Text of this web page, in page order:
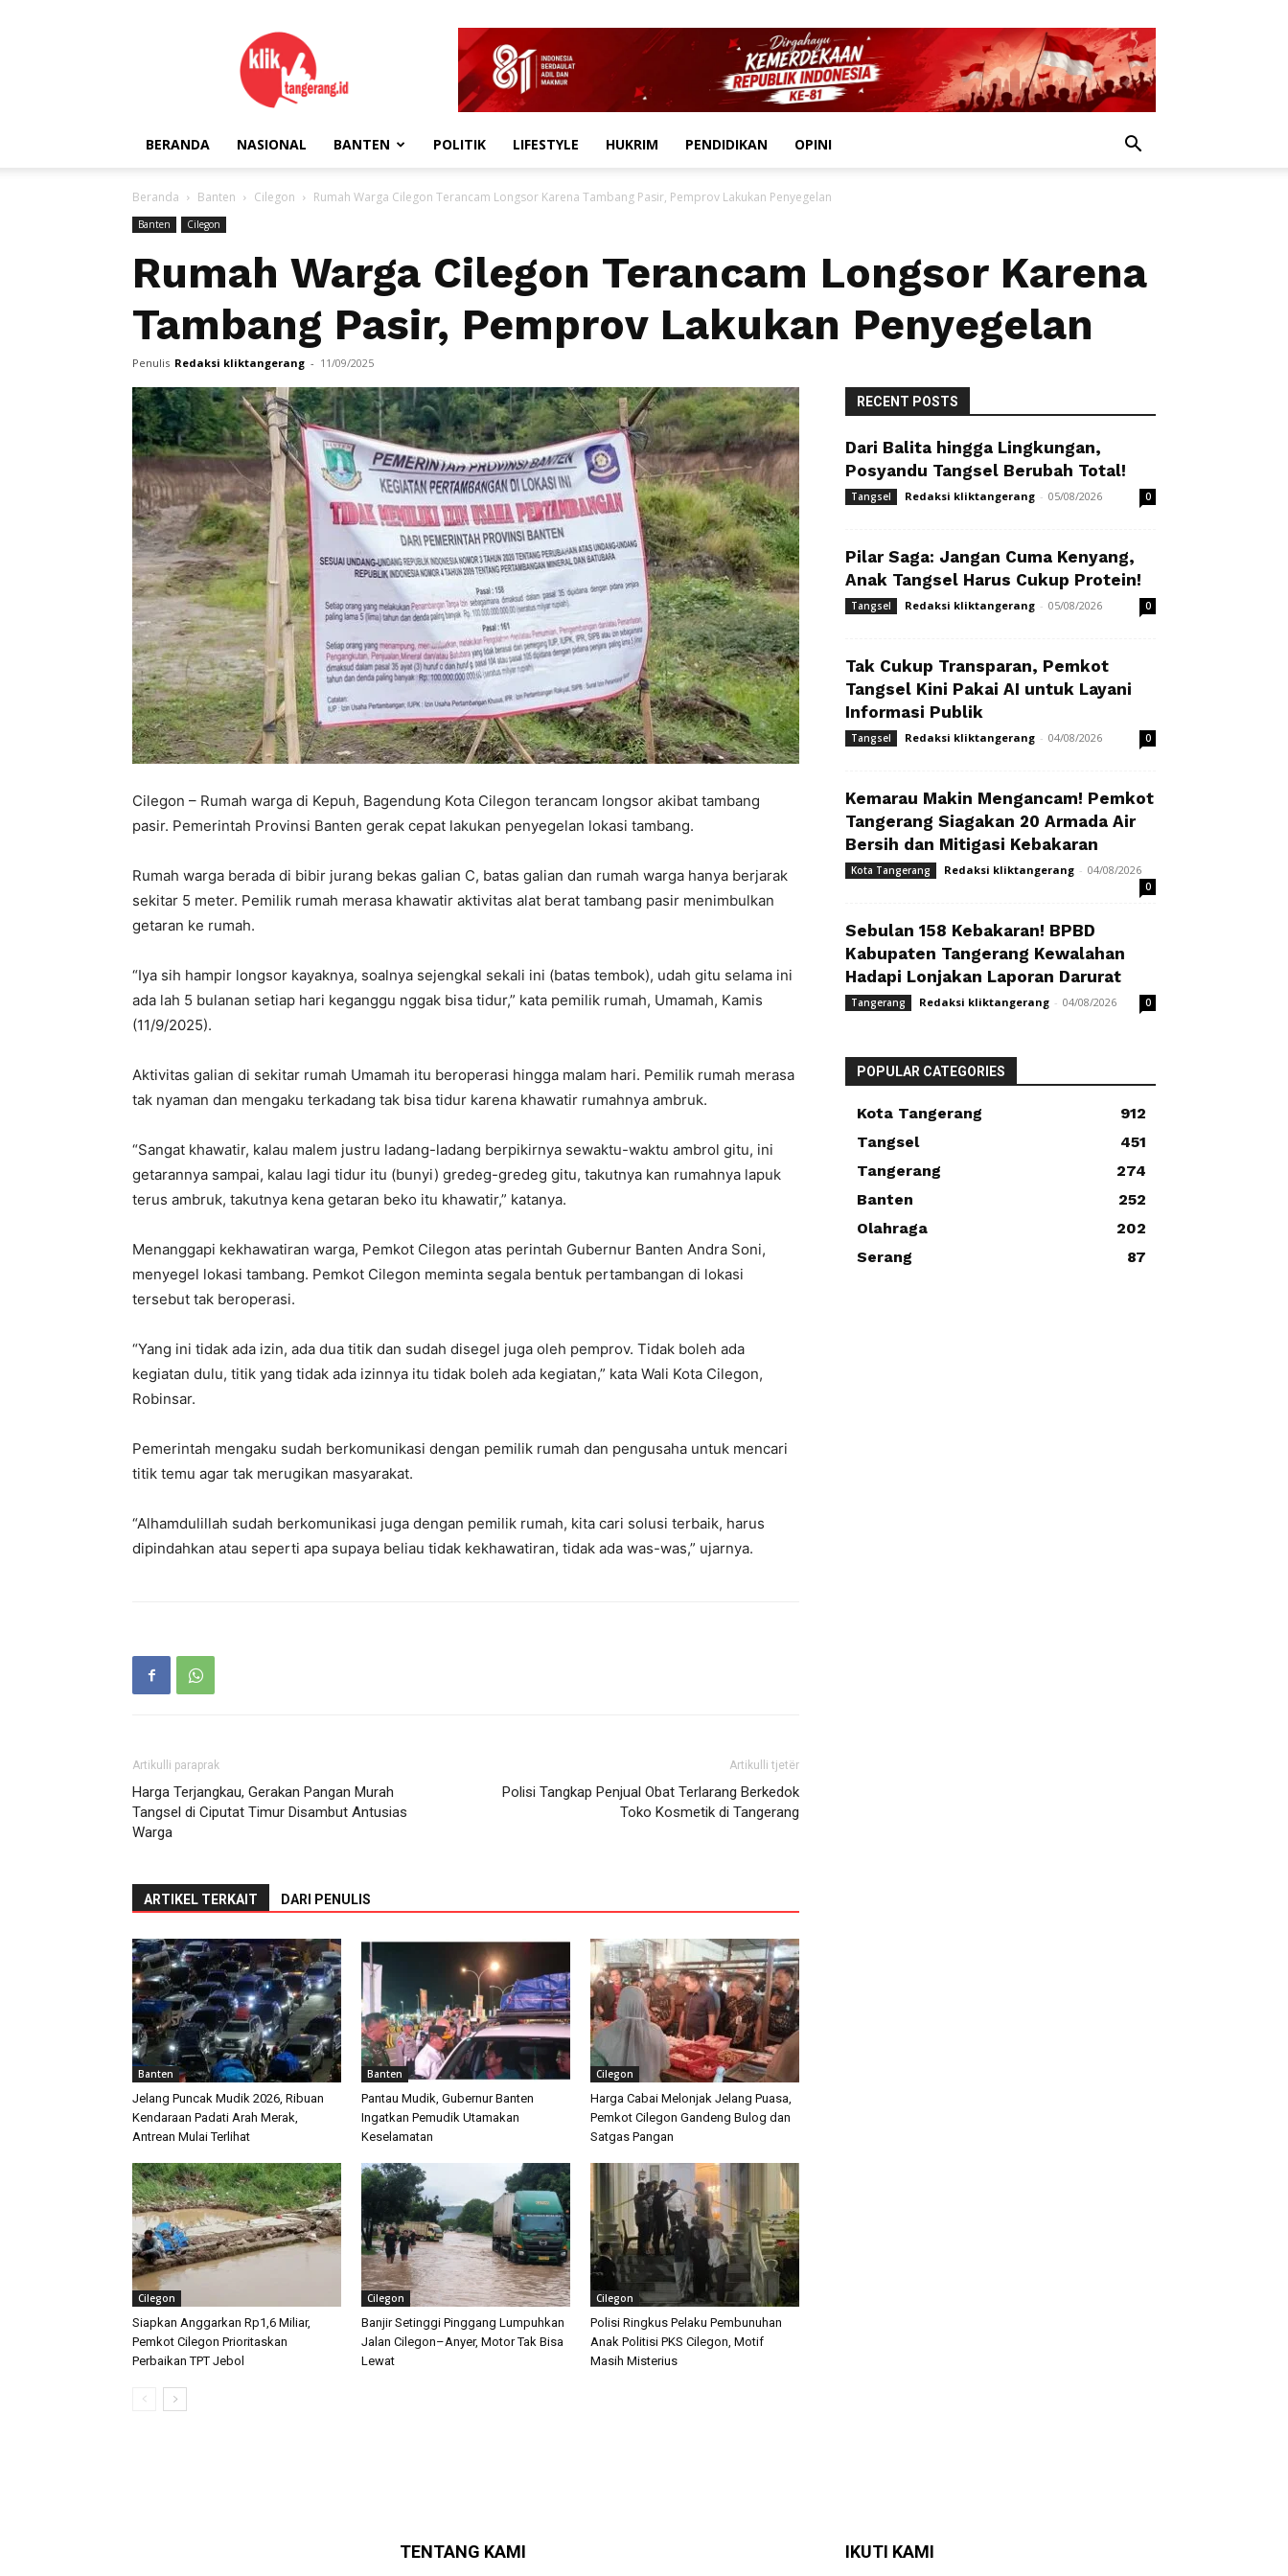
kliktangerang.id
BERANDA NASIONAL BANTEN POLITIK LIFESTYLE HUKRIM PENDIDIKAN OPINI
Beranda Banten Cilegon Rumah Warga Cilegon Terancam Longsor Karena Tambang Pasir, Pemprov Lakukan Penyegelan
Banten Cilegon
Rumah Warga Cilegon Terancam Longsor Karena
Tambang Pasir, Pemprov Lakukan Penyegelan
Penulis Redaksi kliktangerang - 11/09/2025
Cilegon – Rumah warga di Kepuh, Bagendung Kota Cilegon terancam longsor akibat tambang
pasir. Pemerintah Provinsi Banten gerak cepat lakukan penyegelan lokasi tambang.
Rumah warga berada di bibir jurang bekas galian C, batas galian dan rumah warga hanya berjarak
sekitar 5 meter. Pemilik rumah merasa khawatir aktivitas alat berat tambang pasir menimbulkan
getaran ke rumah.
“Iya sih hampir longsor kayaknya, soalnya sejengkal sekali ini (batas tembok), udah gitu selama ini
ada lah 5 bulanan setiap hari keganggu nggak bisa tidur,” kata pemilik rumah, Umamah, Kamis
(11/9/2025).
Aktivitas galian di sekitar rumah Umamah itu beroperasi hingga malam hari. Pemilik rumah merasa
tak nyaman dan mengaku terkadang tak bisa tidur karena khawatir rumahnya ambruk.
“Sangat khawatir, kalau malem justru ladang-ladang berpikirnya sewaktu-waktu ambrol gitu, ini
getarannya sampai, kalau lagi tidur itu (bunyi) gredeg-gredeg gitu, takutnya kan rumahnya lapuk
terus ambruk, takutnya kena getaran beko itu khawatir,” katanya.
Menanggapi kekhawatiran warga, Pemkot Cilegon atas perintah Gubernur Banten Andra Soni,
menyegel lokasi tambang. Pemkot Cilegon meminta segala bentuk pertambangan di lokasi
tersebut tak beroperasi.
“Yang ini tidak ada izin, ada dua titik dan sudah disegel juga oleh pemprov. Tidak boleh ada
kegiatan dulu, titik yang tidak ada izinnya itu tidak boleh ada kegiatan,” kata Wali Kota Cilegon,
Robinsar.
Pemerintah mengaku sudah berkomunikasi dengan pemilik rumah dan pengusaha untuk mencari
titik temu agar tak merugikan masyarakat.
“Alhamdulillah sudah berkomunikasi juga dengan pemilik rumah, kita cari solusi terbaik, harus
dipindahkan atau seperti apa supaya beliau tidak kekhawatiran, tidak ada was-was,” ujarnya.
Artikulli paraprak
Harga Terjangkau, Gerakan Pangan Murah
Tangsel di Ciputat Timur Disambut Antusias
Warga
Artikulli tjetër
Polisi Tangkap Penjual Obat Terlarang Berkedok
Toko Kosmetik di Tangerang
ARTIKEL TERKAIT DARI PENULIS
Banten
Jelang Puncak Mudik 2026, Ribuan
Kendaraan Padati Arah Merak,
Antrean Mulai Terlihat
Banten
Pantau Mudik, Gubernur Banten
Ingatkan Pemudik Utamakan
Keselamatan
Cilegon
Harga Cabai Melonjak Jelang Puasa,
Pemkot Cilegon Gandeng Bulog dan
Satgas Pangan
Cilegon
Siapkan Anggarkan Rp1,6 Miliar,
Pemkot Cilegon Prioritaskan
Perbaikan TPT Jebol
Cilegon
Banjir Setinggi Pinggang Lumpuhkan
Jalan Cilegon–Anyer, Motor Tak Bisa
Lewat
Cilegon
Polisi Ringkus Pelaku Pembunuhan
Anak Politisi PKS Cilegon, Motif
Masih Misterius
RECENT POSTS
Dari Balita hingga Lingkungan,
Posyandu Tangsel Berubah Total!
Tangsel Redaksi kliktangerang - 05/08/2026 0
Pilar Saga: Jangan Cuma Kenyang,
Anak Tangsel Harus Cukup Protein!
Tangsel Redaksi kliktangerang - 05/08/2026 0
Tak Cukup Transparan, Pemkot
Tangsel Kini Pakai AI untuk Layani
Informasi Publik
Tangsel Redaksi kliktangerang - 04/08/2026 0
Kemarau Makin Mengancam! Pemkot
Tangerang Siagakan 20 Armada Air
Bersih dan Mitigasi Kebakaran
Kota Tangerang Redaksi kliktangerang - 04/08/2026
0
Sebulan 158 Kebakaran! BPBD
Kabupaten Tangerang Kewalahan
Hadapi Lonjakan Laporan Darurat
Tangerang Redaksi kliktangerang - 04/08/2026 0
POPULAR CATEGORIES
Kota Tangerang
912
Tangsel
451
Tangerang
274
Banten
252
Olahraga
202
Serang
87
TENTANG KAMI IKUTI KAMI